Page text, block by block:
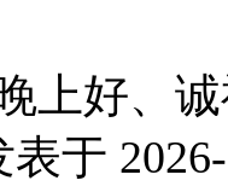
上好、
表于